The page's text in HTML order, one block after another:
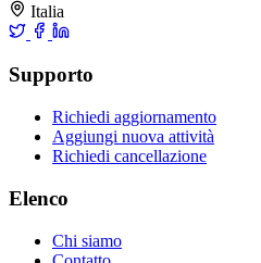
Italia
Supporto
Richiedi aggiornamento
Aggiungi nuova attività
Richiedi cancellazione
Elenco
Chi siamo